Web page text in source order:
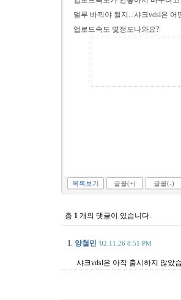
멀루 바꿔야 될지...샤크vdsl은 어
업로드속도 몇정도나와요?
목록보기 글꼴(+) 글꼴(-)
총 1 개의 댓글이 있습니다.
1. 양철민 '02.11.26 8:51 PM
샤크vdsl은 아직 출시하지 않았